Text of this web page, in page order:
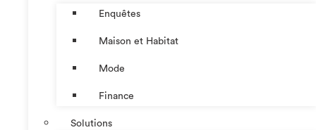
Enquêtes
Maison et Habitat
Mode
Finance
Solutions